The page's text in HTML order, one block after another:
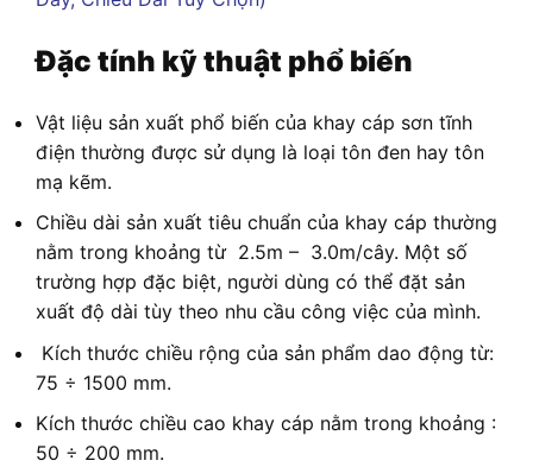
Đặc tính kỹ thuật phổ biến
Vật liệu sản xuất phổ biến của khay cáp sơn tĩnh
điện thường được sử dụng là loại tôn đen hay tôn
mạ kẽm.
Chiều dài sản xuất tiêu chuẩn của khay cáp thường
nằm trong khoảng từ 2.5m – 3.0m/cây. Một số
trường hợp đặc biệt, người dùng có thể đặt sản
xuất độ dài tùy theo nhu cầu công việc của mình.
Kích thước chiều rộng của sản phẩm dao động từ:
75 ÷ 1500 mm.
Kích thước chiều cao khay cáp nằm trong khoảng :
50 ÷ 200 mm.